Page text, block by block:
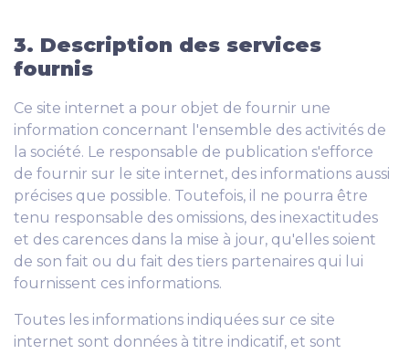
3. Description des services
fournis
Ce site internet a pour objet de fournir une
information concernant l'ensemble des activités de
la société. Le responsable de publication s'efforce
de fournir sur le site internet, des informations aussi
précises que possible. Toutefois, il ne pourra être
tenu responsable des omissions, des inexactitudes
et des carences dans la mise à jour, qu'elles soient
de son fait ou du fait des tiers partenaires qui lui
fournissent ces informations.
Toutes les informations indiquées sur ce site
internet sont données à titre indicatif, et sont